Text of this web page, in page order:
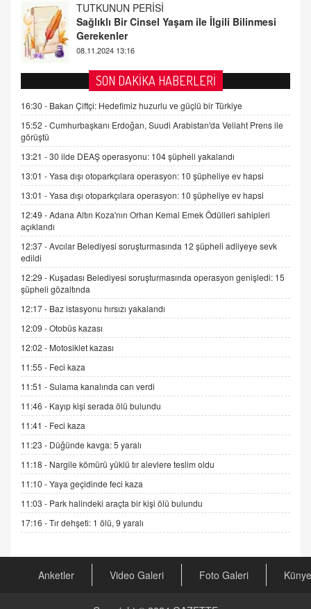
TUTKUNUN PERİSİ
Sağlıklı Bir Cinsel Yaşam ile İlgili Bilinmesi
Gerekenler
08.11.2024 13:16
FARUK ÖNALAN
Tezkere Onaylanmasaydı…
2 Kasım 2021 Salı 00:11
AV. DOĞAN CAN DOĞAN
Kişisel verilerin korunması ve dijital hukukun
gelişimi
15.09.2025 16:17
SEHER EREK
9.12.2025 10:11
İNCİ GÜL AKÖL
Trump Keşke Adana'yı da Ziyaret Etse...
06.07.2026 13:00
ADEM AKÖL
Esed Destekçilerinin Yüzüne Vurulan Şamar:
Sednaya
11.12.2024 12:30
DR. EKREM ASLAN
Gerçek Ne, Algı Ne? "Beraber Yürüyoruz"
Cümlesinin Peşinden
19.07.2025 12:45
GÖNÜL MENEKŞE
Şifacının Yolu
04.11.2025 12:56
AV. RÜMEYSA ÖZKALE
Kira Uyuşmazlıklarında Dava Açmadan Önce
23.09.2023 16:30
SON DAKİKA HABERLERİ
16:30 - Bakan Çiftçi: Hedefimiz huzurlu ve güçlü bir Türkiye
15:52 -Cumhurbaşkanı Erdoğan, Suudi Arabistan'da Veliaht Prens ile
görüştü
13:21 -30 ilde DEAŞ operasyonu: 104 şüpheli yakalandı
13:01 -Yasa dışı otoparkçılara operasyon: 10 şüpheliye ev hapsi
13:01 -Yasa dışı otoparkçılara operasyon: 10 şüpheliye ev hapsi
12:49 -Adana Altın Koza'nın Orhan Kemal Emek Ödülleri sahipleri
açıklandı
12:37 -Avcılar Belediyesi soruşturmasında 12 şüpheli adliyeye sevk
edildi
12:29 - Kuşadası Belediyesi soruşturmasında operasyon genişledi: 15
şüpheli gözaltında
12:17 - Baz istasyonu hırsızı yakalandı
12:09 -Otobüs kazası
12:02 - Motosiklet kazası
11:55 - Feci kaza
11:51 -Sulama kanalında can verdi
11:46 - Kayıp kişi serada ölü bulundu
11:41 - Feci kaza
11:23 - Düğünde kavga: 5 yaralı
11:18 - Nargile kömürü yüklü tır alevlere teslim oldu
11:10 -Yaya geçidinde feci kaza
11:03 - Park halindeki araçta bir kişi ölü bulundu
17:16 -Tır dehşeti: 1 ölü, 9 yaralı
Anketler Video Galeri Foto Galeri Künye